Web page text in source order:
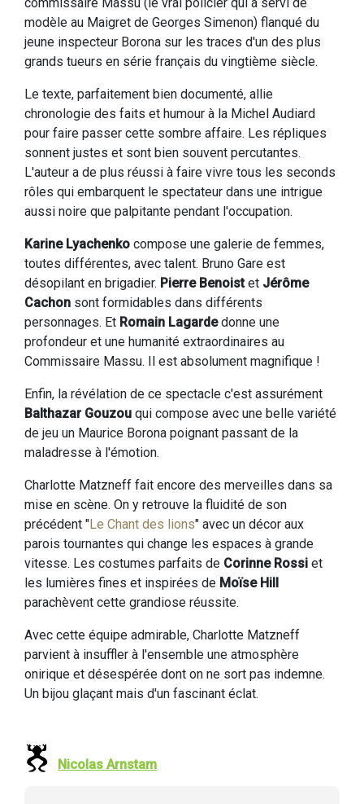
modèle au Maigret de Georges Simenon) flanqué du
jeune inspecteur Borona sur les traces d'un des plus
grands tueurs en série français du vingtième siècle.
Le texte, parfaitement bien documenté, allie
chronologie des faits et humour à la Michel Audiard
pour faire passer cette sombre affaire. Les répliques
sonnent justes et sont bien souvent percutantes.
L'auteur a de plus réussi à faire vivre tous les seconds
rôles qui embarquent le spectateur dans une intrigue
aussi noire que palpitante pendant l'occupation.
Karine Lyachenko compose une galerie de femmes,
toutes différentes, avec talent. Bruno Gare est
désopilant en brigadier. Pierre Benoistet Jérôme
Cachon sont formidables dans différents
personnages. Et Romain Lagardedonne une
profondeur et une humanité extraordinaires au
Commissaire Massu. Il est absolument magnifique !
Enfin, la révélation de ce spectacle c'est assurément
Balthazar Gouzou qui compose avec une belle variété
de jeu un Maurice Borona poignant passant de la
maladresse à l'émotion.
Charlotte Matzneff fait encore des merveilles dans sa
mise en scène. On y retrouve la fluidité de son
précédent "Le Chant des lions" avec un décor aux
parois tournantes qui change les espaces à grande
vitesse. Les costumes parfaits de Corinne Rossi et
les lumières fines et inspirées de Moïse Hill
parachèvent cette grandiose réussite.
Avec cette équipe admirable, Charlotte Matzneff
parvient à insuffler à l'ensemble une atmosphère
onirique et désespérée dont on ne sort pas indemne.
Un bijou glaçant mais d'un fascinant éclat.
Nicolas Arnstam